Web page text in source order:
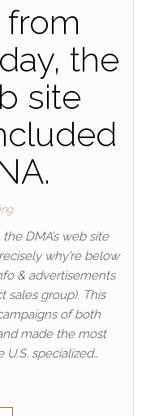
the
site
DMA’s web site
why’re below
& advertisements
sales group). This
of both
made the most
specialized…